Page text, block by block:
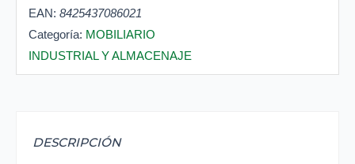
EAN: 8425437086021
Categoría: MOBILIARIO
INDUSTRIAL Y ALMACENAJE
DESCRIPCIÓN